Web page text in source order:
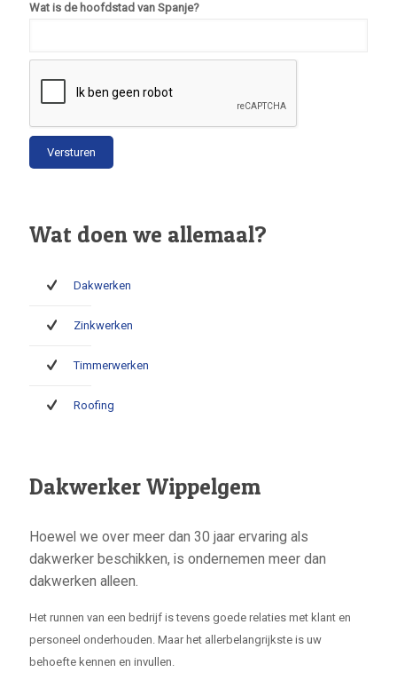
Wat is de hoofdstad van Spanje?
Wat doen we allemaal?
Dakwerken
Zinkwerken
Timmerwerken
Roofing
Dakwerker Wippelgem
Hoewel we over meer dan 30 jaar ervaring als
dakwerker beschikken, is ondernemen meer dan
dakwerken alleen.
Het runnen van een bedrijf is tevens goede relaties met klant en
personeel onderhouden. Maar het allerbelangrijkste is uw
behoefte kennen en invullen.